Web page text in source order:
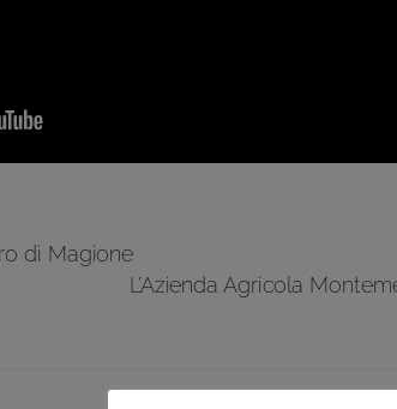
di Magione
L’Azienda Agricola